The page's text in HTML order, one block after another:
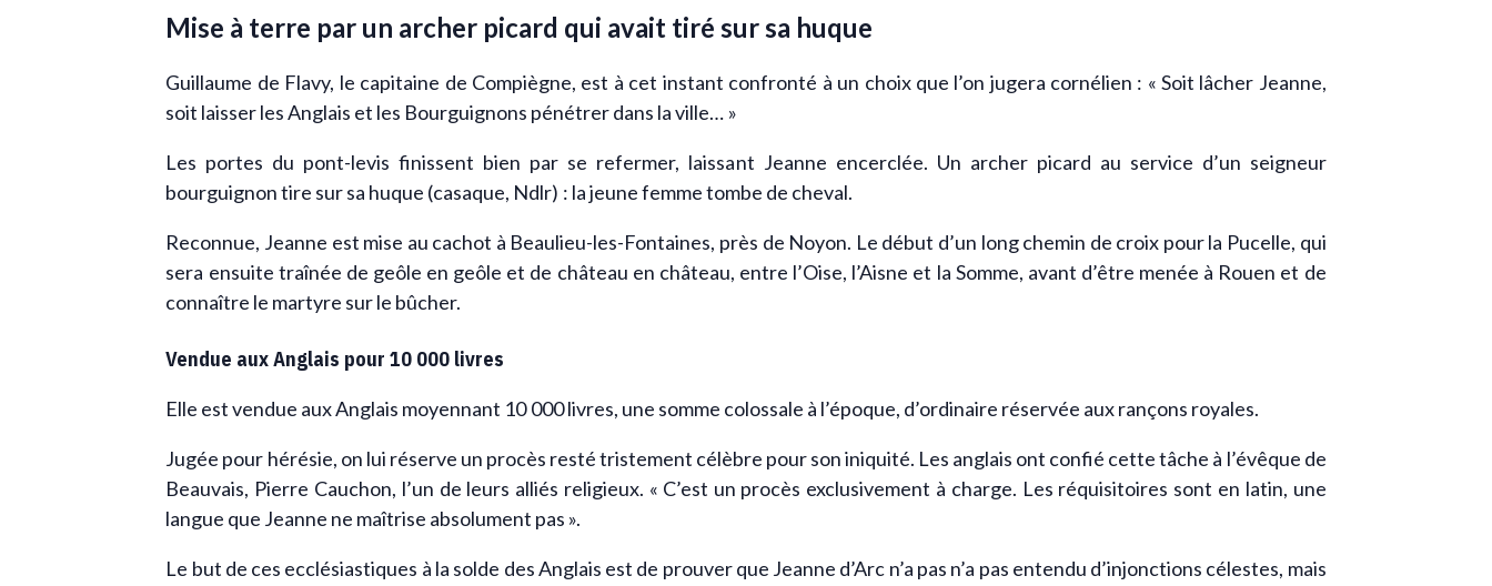
Mise à terre par un archer picard qui avait tiré sur sa huque
Guillaume de Flavy, le capitaine de Compiègne, est à cet instant confronté à un choix que l’on jugera cornélien : « Soit lâcher Jeanne,
soit laisser les Anglais et les Bourguignons pénétrer dans la ville… »
Les portes du pont-levis finissent bien par se refermer, laissant Jeanne encerclée. Un archer picard au service d’un seigneur
bourguignon tire sur sa huque (casaque, Ndlr) : la jeune femme tombe de cheval.
Reconnue, Jeanne est mise au cachot à Beaulieu-les-Fontaines, près de Noyon. Le début d’un long chemin de croix pour la Pucelle, qui
sera ensuite traînée de geôle en geôle et de château en château, entre l’Oise, l’Aisne et la Somme, avant d’être menée à Rouen et de
connaître le martyre sur le bûcher.
Vendue aux Anglais pour 10 000 livres
Elle est vendue aux Anglais moyennant 10 000 livres, une somme colossale à l’époque, d’ordinaire réservée aux rançons royales.
Jugée pour hérésie, on lui réserve un procès resté tristement célèbre pour son iniquité. Les anglais ont confié cette tâche à l’évêque de
Beauvais, Pierre Cauchon, l’un de leurs alliés religieux. « C’est un procès exclusivement à charge. Les réquisitoires sont en latin, une
langue que Jeanne ne maîtrise absolument pas ».
Le but de ces ecclésiastiques à la solde des Anglais est de prouver que Jeanne d’Arc n’a pas n’a pas entendu d’injonctions célestes, mais